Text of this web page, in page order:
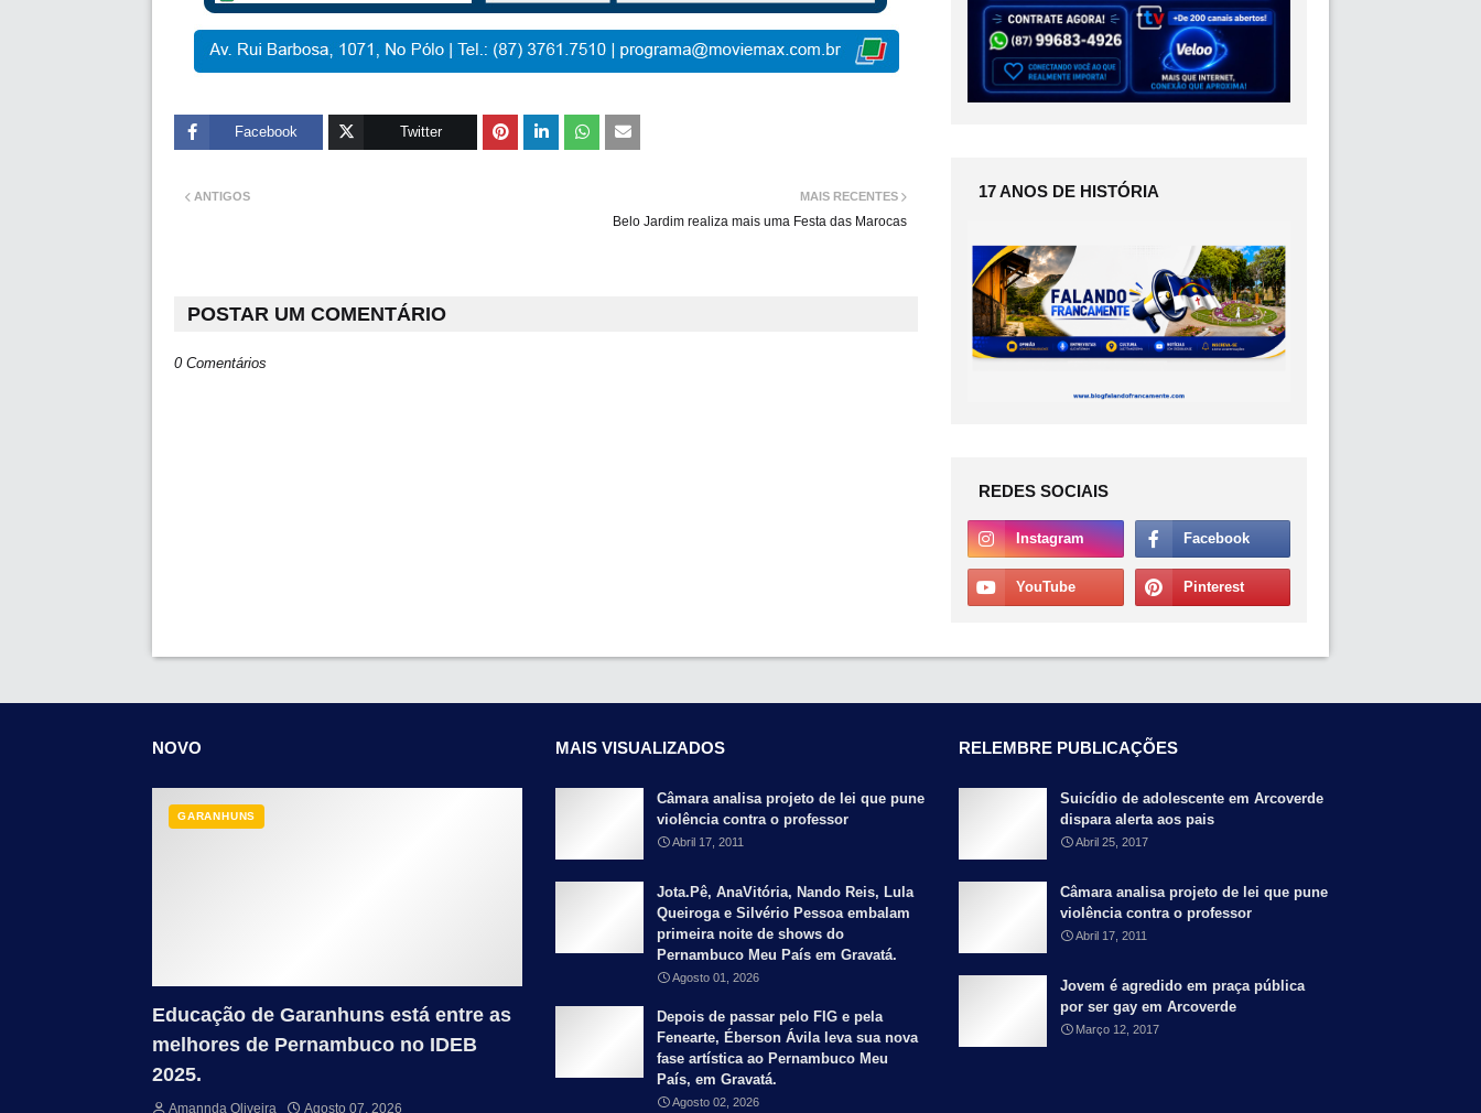
Facebook Twitter
MAIS RECENTES
Belo Jardim realiza mais uma Festa das Marocas
ANTIGOS
POSTAR UM COMENTÁRIO
0 Comentários
17 ANOS DE HISTÓRIA
REDES SOCIAIS
NOVO
GARANHUNS
Educação de Garanhuns está entre as
melhores de Pernambuco no IDEB
2025.
Amannda Oliveira Agosto 07, 2026
MAIS VISUALIZADOS
Câmara analisa projeto de lei que pune
violência contra o professor
Abril 17, 2011
Jota.Pê, AnaVitória, Nando Reis, Lula
Queiroga e Silvério Pessoa embalam
primeira noite de shows do
Pernambuco Meu País em Gravatá.
Agosto 01, 2026
Depois de passar pelo FIG e pela
Fenearte, Éberson Ávila leva sua nova
fase artística ao Pernambuco Meu
País, em Gravatá.
Agosto 02, 2026
RELEMBRE PUBLICAÇÕES
Suicídio de adolescente em Arcoverde
dispara alerta aos pais
Abril 25, 2017
Câmara analisa projeto de lei que pune
violência contra o professor
Abril 17, 2011
Jovem é agredido em praça pública
por ser gay em Arcoverde
Março 12, 2017